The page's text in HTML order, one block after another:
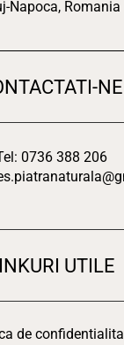
Napoca, Romania
NE
0736 388 206
UTILE
de